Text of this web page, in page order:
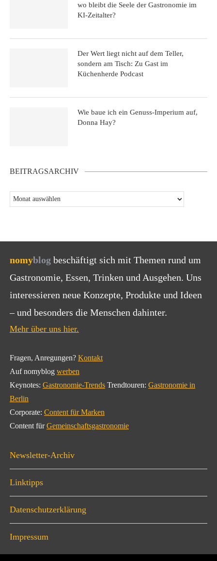
wo bleibt die Seele der Gastronomie im
KI-Zeitalter?
Der Wert liegt nicht auf dem Teller,
sondern am Tisch: Zu Gast im
Küchenherde Podcast
Wie baue ich ein Genuss-Imperium auf,
Donna Hay?
BEITRAGSARCHIV
nomyblog beschäftigt sich mit Themen rund um
Gastronomie, Essen, Trinken und Ausgehen. Uns
interessieren neue Konzepte, Produkte und Ideen
– und besonders die Menschen dahinter.
Mehr über uns hier.
Fragen, Anregungen? Kontakt
Auf nomyblog werben
Keynotes: Gastronomie-Trends Trendtouren: Gastronomie in
Berlin
Corporate: Content für Marken
Content fürGemeinschaftsgastronomie
Newsletter-Archiv
Linktipps
Datenschutzerklärung
Impressum